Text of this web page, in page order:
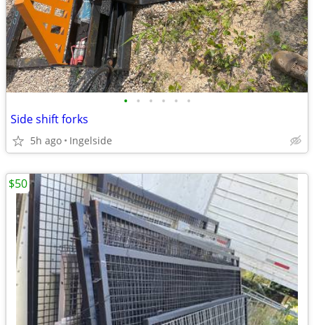
• • • • • •
Side shift forks
5h ago Ingelside
$50